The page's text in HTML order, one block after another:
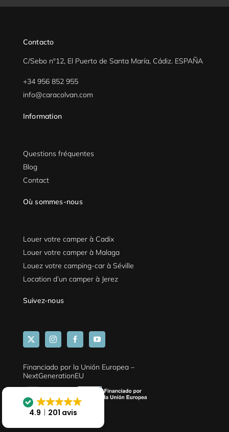
Contacto
C/Sebo nº12, El Puerto de Santa María, Cádiz. ESPAÑA
+34 956 852 955
info@caracolvan.com
Information
Questions fréquentes
Blog
Contact
Où sommes-nous
Louer votre camper à Cadix
Louer votre camper à Malaga
Louez votre camping-car à Séville
Location d’un camper à Jerez
Suivez-nous
Financiado por la Unión Europea –
NextGenerationEU
4.9 201 avis